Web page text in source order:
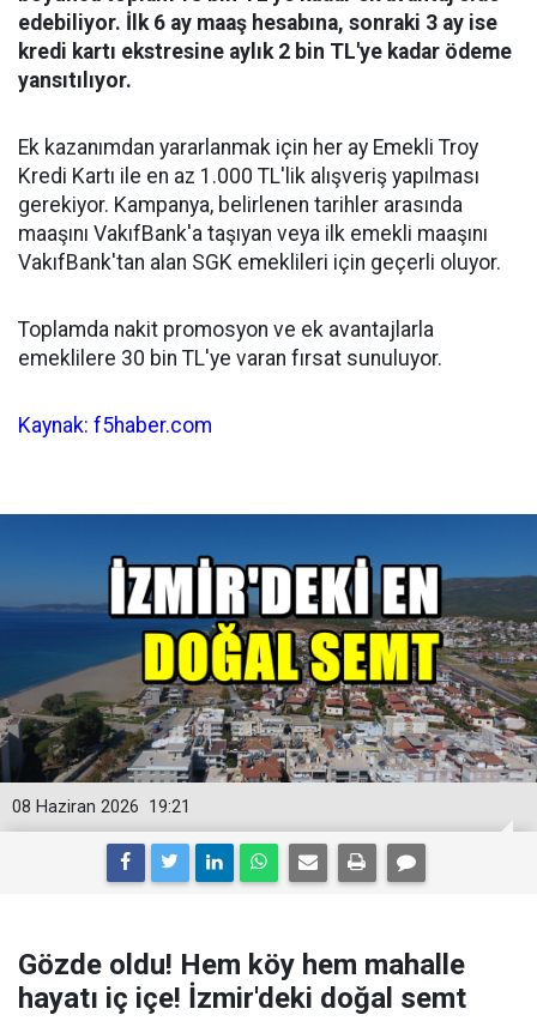
edebiliyor. İlk 6 ay maaş hesabına, sonraki 3 ay ise
kredi kartı ekstresine aylık 2 bin TL'ye kadar ödeme
yansıtılıyor.
Ek kazanımdan yararlanmak için her ay Emekli Troy
Kredi Kartı ile en az 1.000 TL'lik alışveriş yapılması
gerekiyor. Kampanya, belirlenen tarihler arasında
maaşını VakıfBank'a taşıyan veya ilk emekli maaşını
VakıfBank'tan alan SGK emeklileri için geçerli oluyor.
Toplamda nakit promosyon ve ek avantajlarla
emeklilere 30 bin TL'ye varan fırsat sunuluyor.
Kaynak: f5haber.com
19:21
08 Haziran 2026
Gözde oldu! Hem köy hem mahalle
hayatı iç içe! İzmir'deki doğal semt